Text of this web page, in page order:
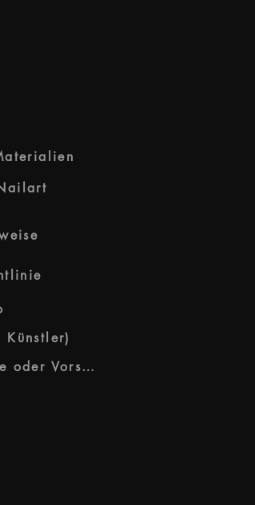
Künstler)
Fehler auf der Webseite oder Vorschläge?